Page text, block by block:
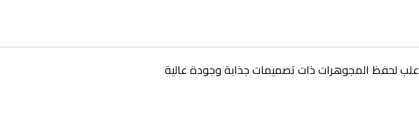
علب لحفظ المجوهرات ذات تصميمات جذابة وجودة عالية